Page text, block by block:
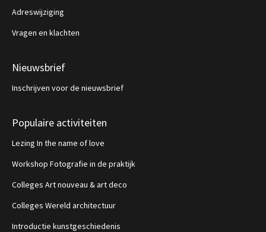
Adreswijziging
Vragen en klachten
Nieuwsbrief
Inschrijven voor de nieuwsbrief
Populaire activiteiten
Lezing In the name of love
Workshop Fotografie in de praktijk
Colleges Art nouveau & art deco
Colleges Wereld architectuur
Introductie kunstgeschiedenis